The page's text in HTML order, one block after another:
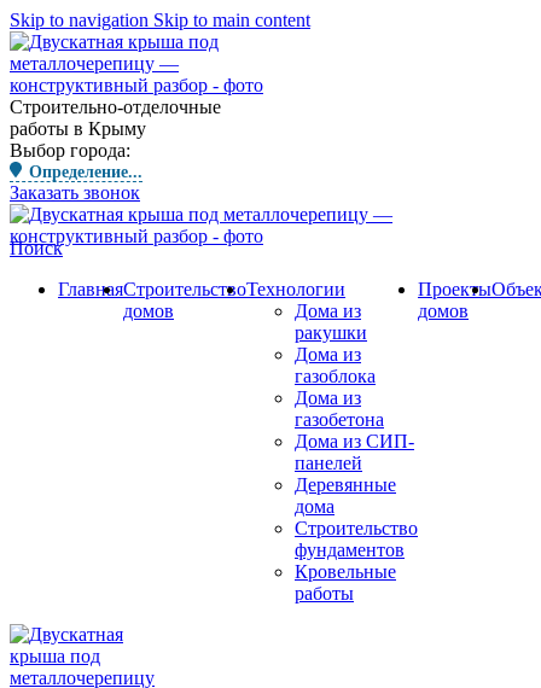
Skip to navigation Skip to main content
Строительно-отделочные
работы в Крыму
Выбор города:
Определение...
Заказать звонок
Поиск
ГлавнаяСтроительство
домов
Технологии
Дома из
ракушки
Дома из
газоблока
Дома из
газобетона
Дома из СИП-
панелей
Деревянные
дома
Строительство
фундаментов
Кровельные
работы
Проекты
домов